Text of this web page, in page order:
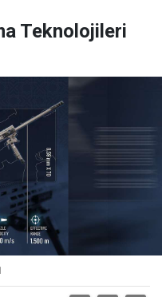
Teknolojileri